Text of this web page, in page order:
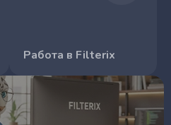
Работа в Filterix